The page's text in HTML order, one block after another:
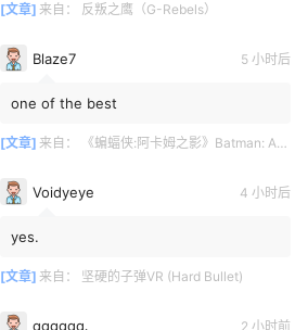
[文章] 来自： 反叛之鹰（G-Rebels）
Blaze7 5 小时后
one of the best
[文章] 来自： 《蝙蝠侠:阿卡姆之影》Batman: Arkham Shadow
Voidyeye 4 小时后
yes.
[文章] 来自： 坚硬的子弹VR (Hard Bullet)
gggggg、 2 小时前